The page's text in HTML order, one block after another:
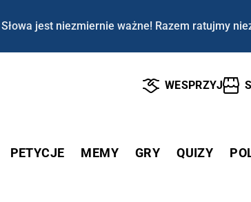
jest niezmiernie ważne! Razem ratujmy
WESPRZYJ
PETYCJE MEMY GRY QUIZY